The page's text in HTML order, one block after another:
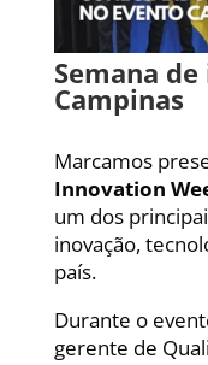
Semana
Campinas
Marcamos
Innovation
um dos
inovação,
país.
Durante o
gerente de